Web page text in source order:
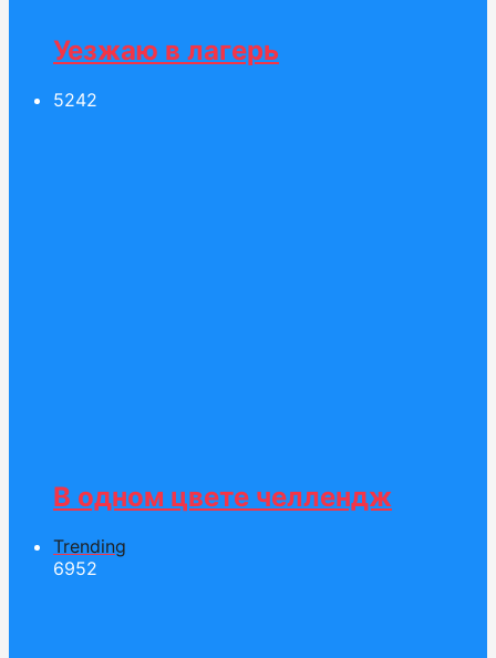
Уезжаю в лагерь
5242
В одном цвете челлендж
Trending
6952